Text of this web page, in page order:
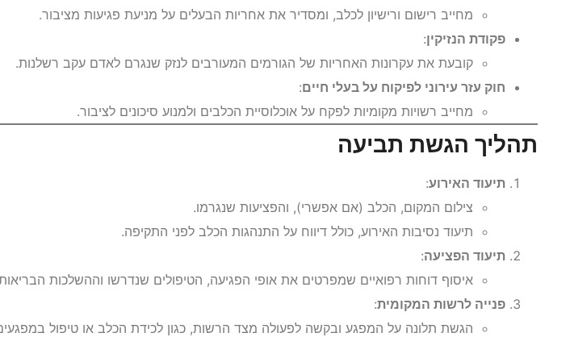
מחייב רישום ורישיון לכלב, ומסדיר את אחריות הבעלים על מניעת פגיעות מציבור.
פקודת הנזיקין:
קובעת את עקרונות האחריות של הגורמים המעורבים לנזק שנגרם לאדם עקב רשלנות.
חוק עזר עירוני לפיקוח על בעלי חיים:
מחייב רשויות מקומיות לפקח על אוכלוסיית הכלבים ולמנוע סיכונים לציבור.
תהליך הגשת תביעה
תיעוד האירוע:
צילום המקום, הכלב (אם אפשרי), והפציעות שנגרמו.
תיעוד נסיבות האירוע, כולל דיווח על התנהגות הכלב לפני התקיפה.
תיעוד הפציעה:
איסוף דוחות רפואיים שמפרטים את אופי הפגיעה, הטיפולים שנדרשו וההשלכות
פנייה לרשות המקומית:
הגשת תלונה על המפגע ובקשה לפעולה מצד הרשות, כגון לכידת הכלב או טיפול